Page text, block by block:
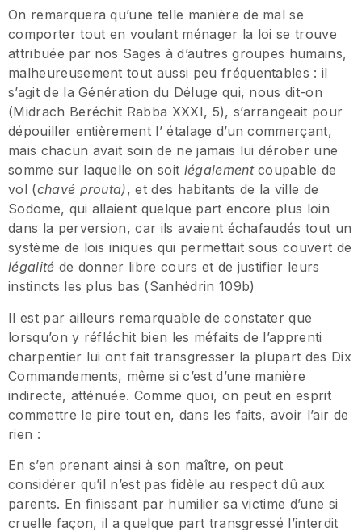
On remarquera qu’une telle manière de mal se
comporter tout en voulant ménager la loi se trouve
attribuée par nos Sages à d’autres groupes humains,
malheureusement tout aussi peu fréquentables : il
s’agit de la Génération du Déluge qui, nous dit-on
(Midrach Beréchit Rabba XXXI, 5), s’arrangeait pour
dépouiller entièrement l’ étalage d’un commerçant,
mais chacun avait soin de ne jamais lui dérober une
somme sur laquelle on soit légalementcoupable de
vol (chavé prouta), et des habitants de la ville de
Sodome, qui allaient quelque part encore plus loin
dans la perversion, car ils avaient échafaudés tout un
système de lois iniques qui permettait sous couvert de
légalité de donner libre cours et de justifier leurs
instincts les plus bas (Sanhédrin 109b)
Il est par ailleurs remarquable de constater que
lorsqu’on y réfléchit bien les méfaits de l’apprenti
charpentier lui ont fait transgresser la plupart des Dix
Commandements, même si c’est d’une manière
indirecte, atténuée. Comme quoi, on peut en esprit
commettre le pire tout en, dans les faits, avoir l’air de
rien :
En s’en prenant ainsi à son maître, on peut
considérer qu’il n’est pas fidèle au respect dû aux
parents. En finissant par humilier sa victime d’une si
cruelle façon, il a quelque part transgressé l’interdit